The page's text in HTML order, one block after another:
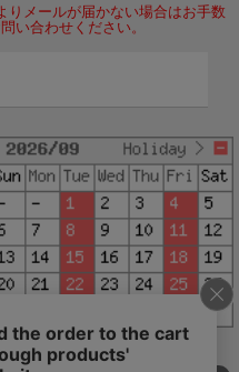
メールが届かない場合はお手数
い合わせください。